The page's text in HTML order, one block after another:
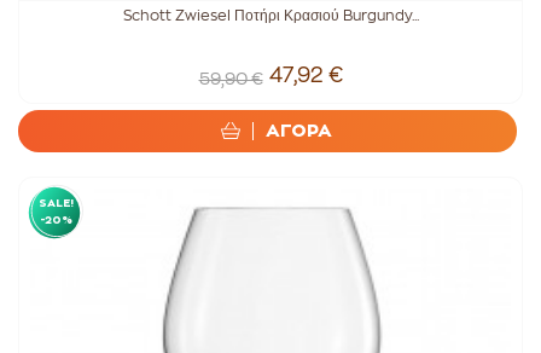
Schott Zwiesel Ποτήρι Κρασιού Burgundy...
59,90 € 47,92 €
ΑΓΟΡΑ
SALE!
-20%